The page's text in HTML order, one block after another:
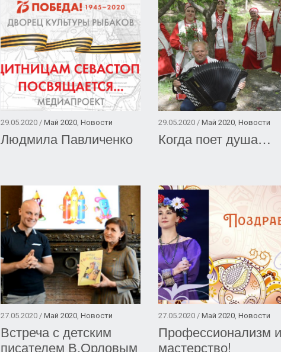
29.05.2020 / Май 2020, Новости
Людмила Павличенко
29.05.2020 / Май 2020, Новости
Когда поет душа…
27.05.2020 / Май 2020, Новости
Встреча с детским
писателем В.Орловым
27.05.2020 / Май 2020, Новости
Профессионализм и
мастерство!